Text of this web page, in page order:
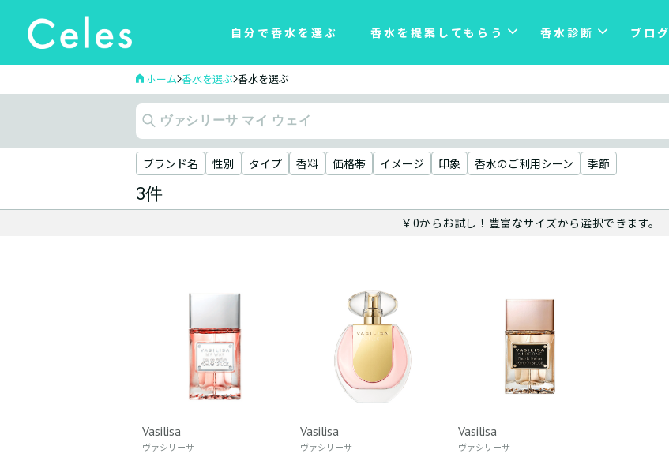
自分で香水を選ぶ 香水を提案してもらう 香水診断 ブログ
ホーム 香水を選ぶ 香水を選ぶ
ブランド名 性別 タイプ 香料 価格帯 イメージ 印象 香水のご利用シーン 季節
3件
￥0からお試し！豊富なサイズから選択できます。
Vasilisa
ヴァシリーサ
Vasilisa
ヴァシリーサ
Vasilisa
ヴァシリーサ